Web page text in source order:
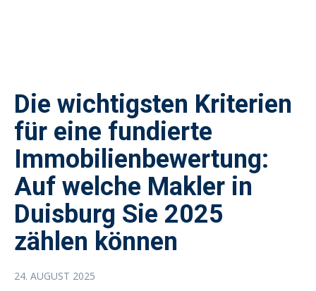
Die wichtigsten Kriterien
für eine fundierte
Immobilienbewertung:
Auf welche Makler in
Duisburg Sie 2025
zählen können
24. AUGUST 2025